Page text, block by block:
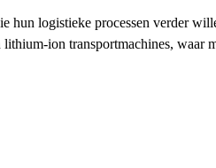
hun logistieke processen verder
lithium-ion transportmachines, waar